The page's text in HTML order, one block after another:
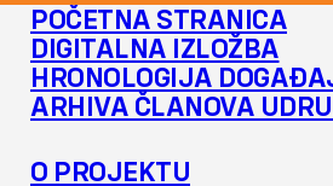
POČETNA STRANICA
DIGITALNA IZLOŽBA
HRONOLOGIJA
ARHIVA ČLANOVA
O PROJEKTU